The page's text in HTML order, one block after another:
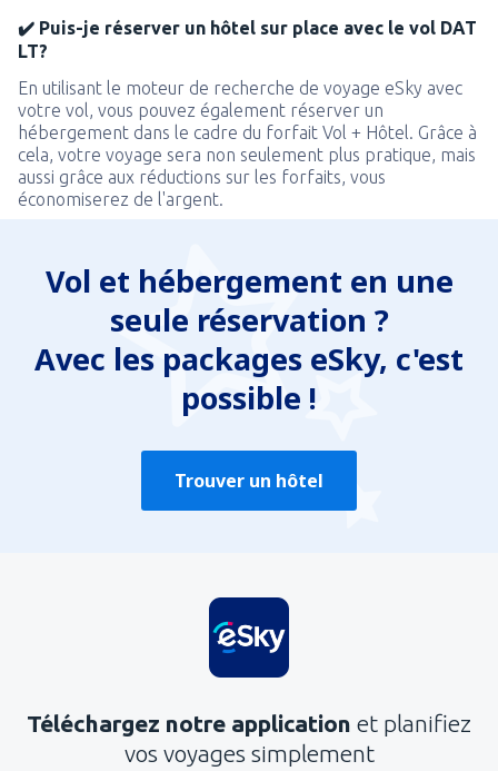
✔️ Puis-je réserver un hôtel sur place avec le vol DAT
LT?
En utilisant le moteur de recherche de voyage eSky avec
votre vol, vous pouvez également réserver un
hébergement dans le cadre du forfait Vol + Hôtel. Grâce à
cela, votre voyage sera non seulement plus pratique, mais
aussi grâce aux réductions sur les forfaits, vous
économiserez de l'argent.
Vol et hébergement en une
seule réservation ?
Avec les packages eSky, c'est
possible !
Trouver un hôtel
Téléchargez notre application et planifiez
vos voyages simplement